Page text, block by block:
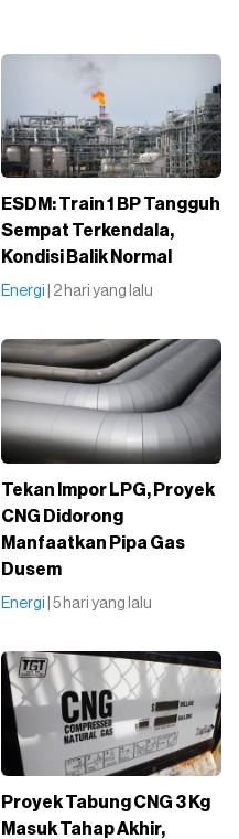
ESDM: Train 1 BP Tangguh
Sempat Terkendala,
Kondisi Balik Normal
Energi | 2 hari yang lalu
Tekan Impor LPG, Proyek
CNG Didorong
Manfaatkan Pipa Gas
Dusem
Energi | 5 hari yang lalu
Proyek Tabung CNG 3 Kg
Masuk Tahap Akhir,